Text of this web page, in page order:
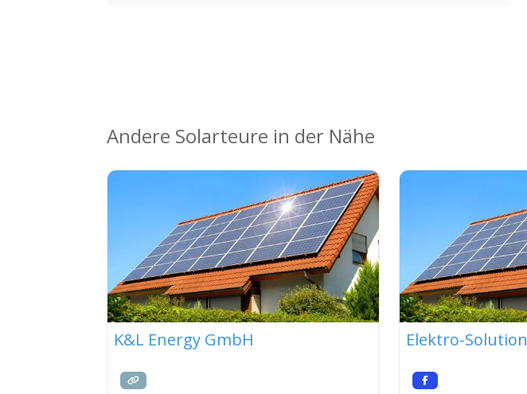
Andere Solarteure in der Nähe
K&L Energy GmbH Elektro-Solution